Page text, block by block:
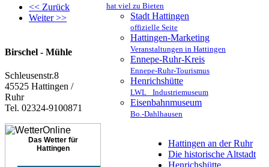
hat viel zu Bieten
Stadt Hattingen
offizielle Seite
Hattingen-Marketing
Veranstaltungen in Hattingen
Ennepe-Ruhr-Kreis
Ennepe-Ruhr-Tourismus
Henrichshütte
LWL_ Industriemuseum
Eisenbahnmuseum
Bo.-Dahlhausen
Hattingen an der Ruhr
Die historische Altstadt
Henrichshütte
<< Zurück
Weiter >>
Birschel - Mühle
Schleusenstr.8
45525 Hattingen /
Ruhr
Tel. 02324-9100871
Das Wetter für
Hattingen